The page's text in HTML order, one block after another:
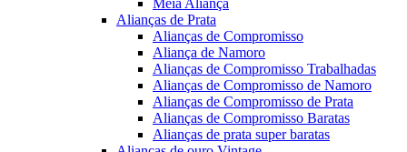
Meia Aliança
Alianças de Prata
Alianças de Compromisso
Aliança de Namoro
Alianças de Compromisso Trabalhadas
Alianças de Compromisso de Namoro
Alianças de Compromisso de Prata
Alianças de Compromisso Baratas
Alianças de prata super baratas